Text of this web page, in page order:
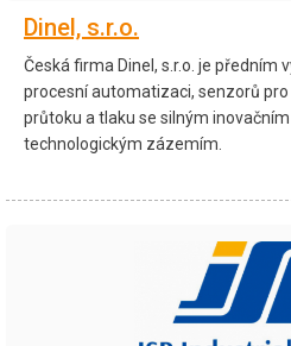
Dinel, s.r.o.
Česká firma Dinel, s.r.o. je předním
procesní automatizaci, senzorů pro
průtoku a tlaku se silným
technologickým zázemím.